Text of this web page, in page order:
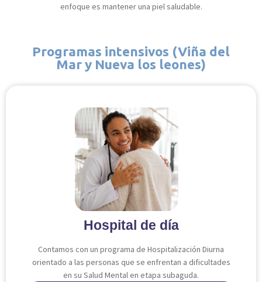
enfoque es mantener una piel saludable.
Programas intensivos (Viña del
Mar y Nueva los leones)
Hospital de día
Contamos con un programa de Hospitalización Diurna
orientado a las personas que se enfrentan a dificultades
en su Salud Mental en etapa subaguda.